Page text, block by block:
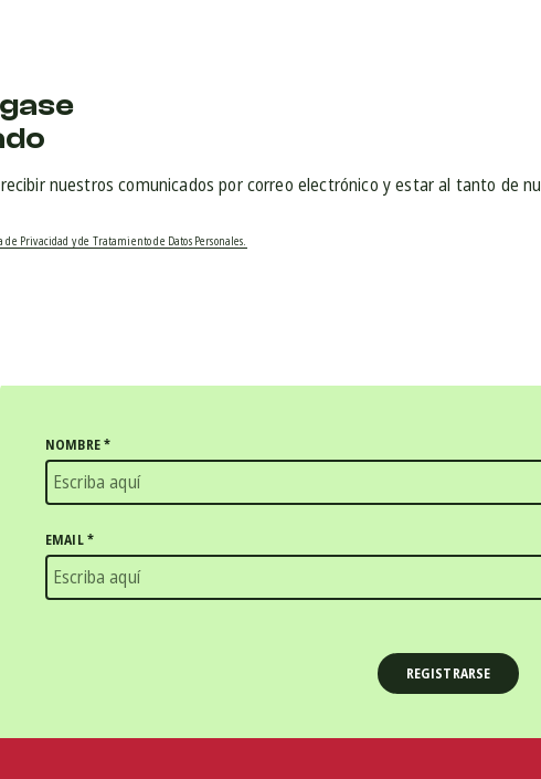
nuestros comunicados por correo electrónico y estar al tanto de
Privacidad y de Tratamiento de Datos Personales.
NOMBRE*
EMAIL*